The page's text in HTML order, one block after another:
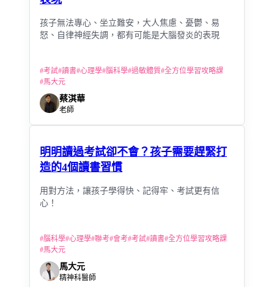
孩子無法專心、坐立難安，大人焦慮、憂鬱、易
怒、自律神經失調，都有可能是大腦發炎的表現
#考試#讀書#心理學#腦科學#過敏體質#全方位學習攻略課
#馬大元
蔡淇華
老師
明明讀過考試卻不會？孩子需要趕緊打
造的4個讀書習慣
用對方法，讓孩子學得快、記得牢、考試更有信
心！
#腦科學#心理學#聯考#會考#考試#讀書#全方位學習攻略課
#馬大元
馬大元
精神科醫師